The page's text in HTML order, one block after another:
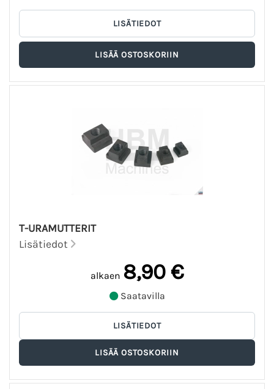
T-URAMUTTERIT
Lisätiedot
alkaen 8,90 €
Saatavilla